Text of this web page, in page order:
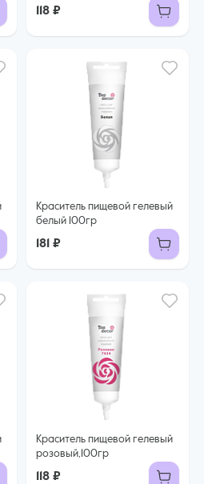
118 ₽
Краситель пищевой гелевый
белый 100гр
181 ₽
Краситель пищевой гелевый
розовый,100гр
118 ₽